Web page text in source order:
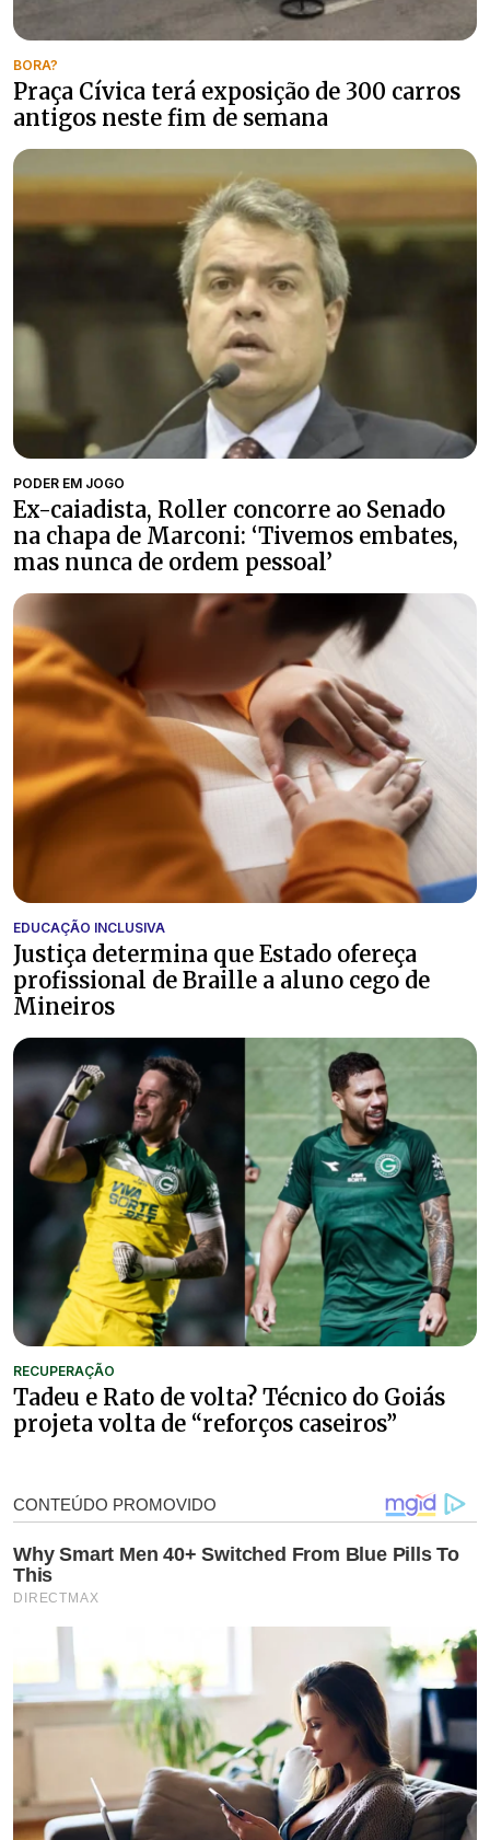
BORA?
Praça Cívica terá exposição de 300 carros
antigos neste fim de semana
PODER EM JOGO
Ex-caiadista, Roller concorre ao Senado
na chapa de Marconi: ‘Tivemos embates,
mas nunca de ordem pessoal’
EDUCAÇÃO INCLUSIVA
Justiça determina que Estado ofereça
profissional de Braille a aluno cego de
Mineiros
RECUPERAÇÃO
Tadeu e Rato de volta? Técnico do Goiás
projeta volta de “reforços caseiros”